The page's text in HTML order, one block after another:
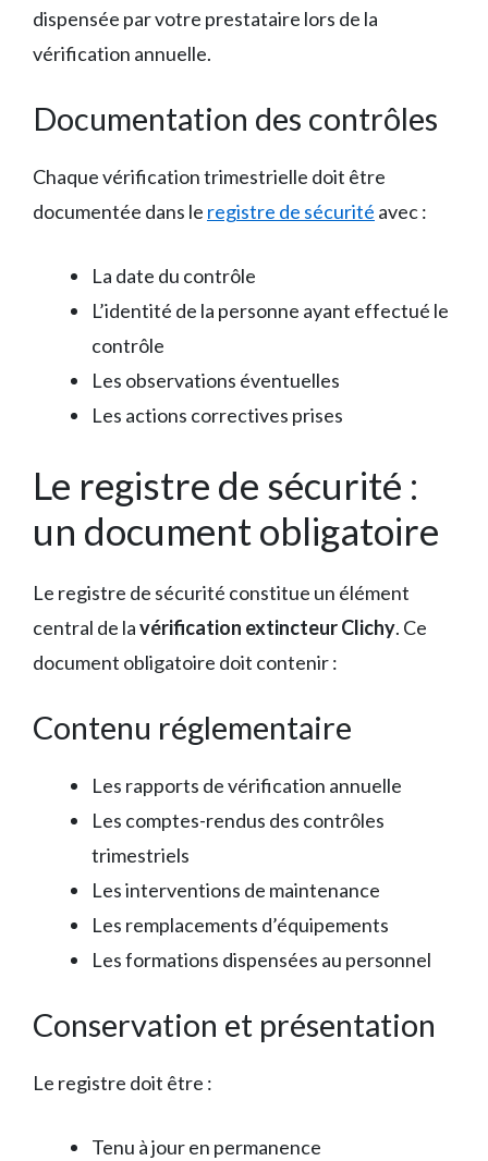
dispensée par votre prestataire lors de la
vérification annuelle.
Documentation des contrôles
Chaque vérification trimestrielle doit être
documentée dans le registre de sécurité avec :
La date du contrôle
L’identité de la personne ayant effectué le
contrôle
Les observations éventuelles
Les actions correctives prises
Le registre de sécurité :
un document obligatoire
Le registre de sécurité constitue un élément
central de lavérification extincteur Clichy. Ce
document obligatoire doit contenir :
Contenu réglementaire
Les rapports de vérification annuelle
Les comptes-rendus des contrôles
trimestriels
Les interventions de maintenance
Les remplacements d’équipements
Les formations dispensées au personnel
Conservation et présentation
Le registre doit être :
Tenu à jour en permanence